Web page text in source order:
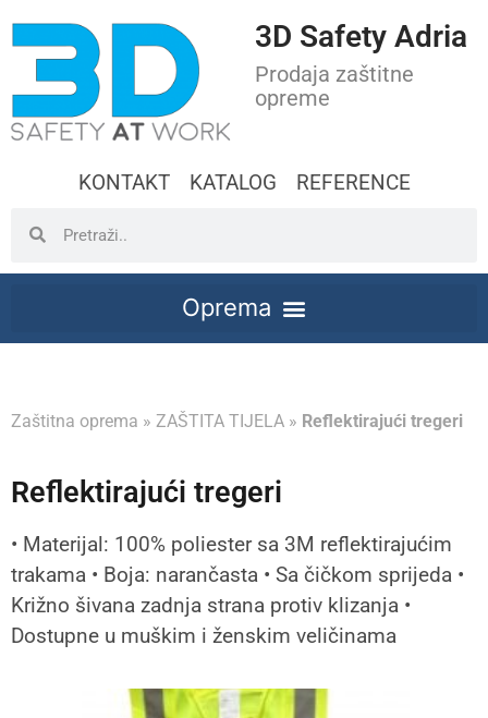
3D Safety Adria
Prodaja zaštitne
opreme
KONTAKT KATALOG REFERENCE
Zaštitna oprema » ZAŠTITA TIJELA » Reflektirajući tregeri
Reflektirajući tregeri
• Materijal: 100% poliester sa 3M reflektirajućim
trakama • Boja: narančasta • Sa čičkom sprijeda •
Križno šivana zadnja strana protiv klizanja •
Dostupne u muškim i ženskim veličinama​